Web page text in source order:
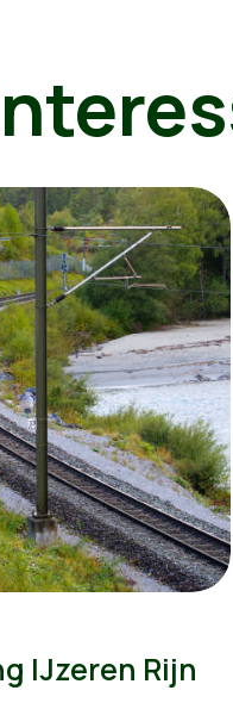
IJzeren Rijn